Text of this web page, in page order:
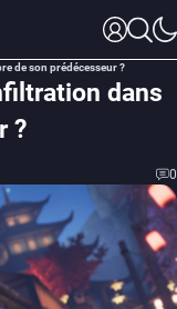
de son prédécesseur ?
dans
?
0